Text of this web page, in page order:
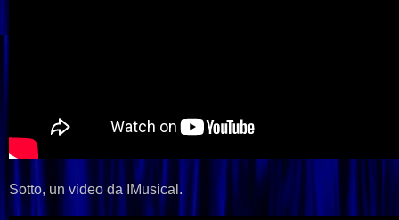
Sotto, un video da IMusical.